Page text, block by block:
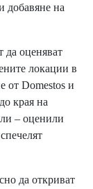
добавяне на
да оценяват
локации в
от Domestos и
края на
– оценили
да откриват